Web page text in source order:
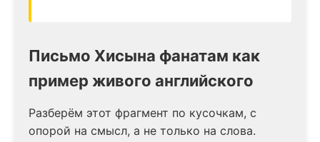
Письмо Хисына фанатам как
пример живого английского
Разберём этот фрагмент по кусочкам, с
опорой на смысл, а не только на слова.